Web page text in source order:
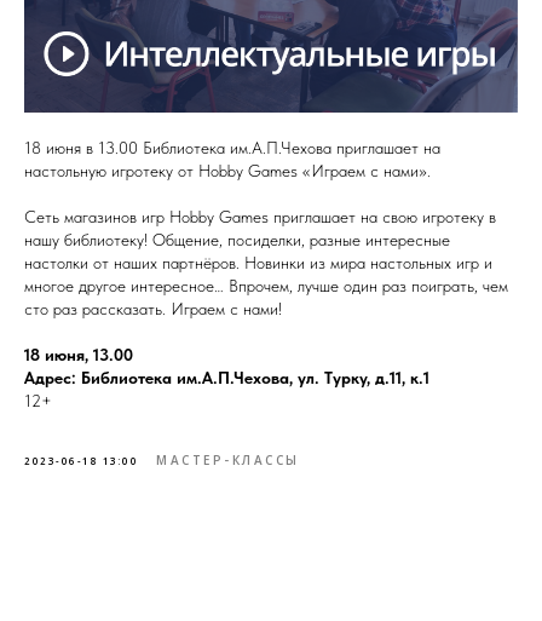
18 июня в 13.00 Библиотека им.А.П.Чехова приглашает на
настольную игротеку от Hobby Games «Играем с нами».
Сеть магазинов игр Hobby Games приглашает на свою игротеку в
нашу библиотеку! Общение, посиделки, разные интересные
настолки от наших партнёров. Новинки из мира настольных игр и
многое другое интересное… Впрочем, лучше один раз поиграть, чем
сто раз рассказать. Играем с нами!
18 июня, 13.00
Адрес: Библиотека им.А.П.Чехова, ул. Турку, д.11, к.1
12+
2023-06-18 13:00 МАСТЕР-КЛАССЫ